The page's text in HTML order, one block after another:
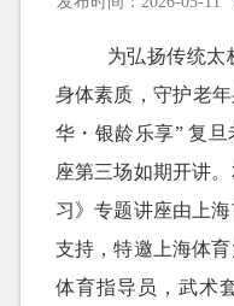
为弘扬传统太
身体素质 ，守护老
华・银龄乐享” 复
座第三场如期开讲
习》专题讲座由上
支持，特邀上海体
体育指导员，武术